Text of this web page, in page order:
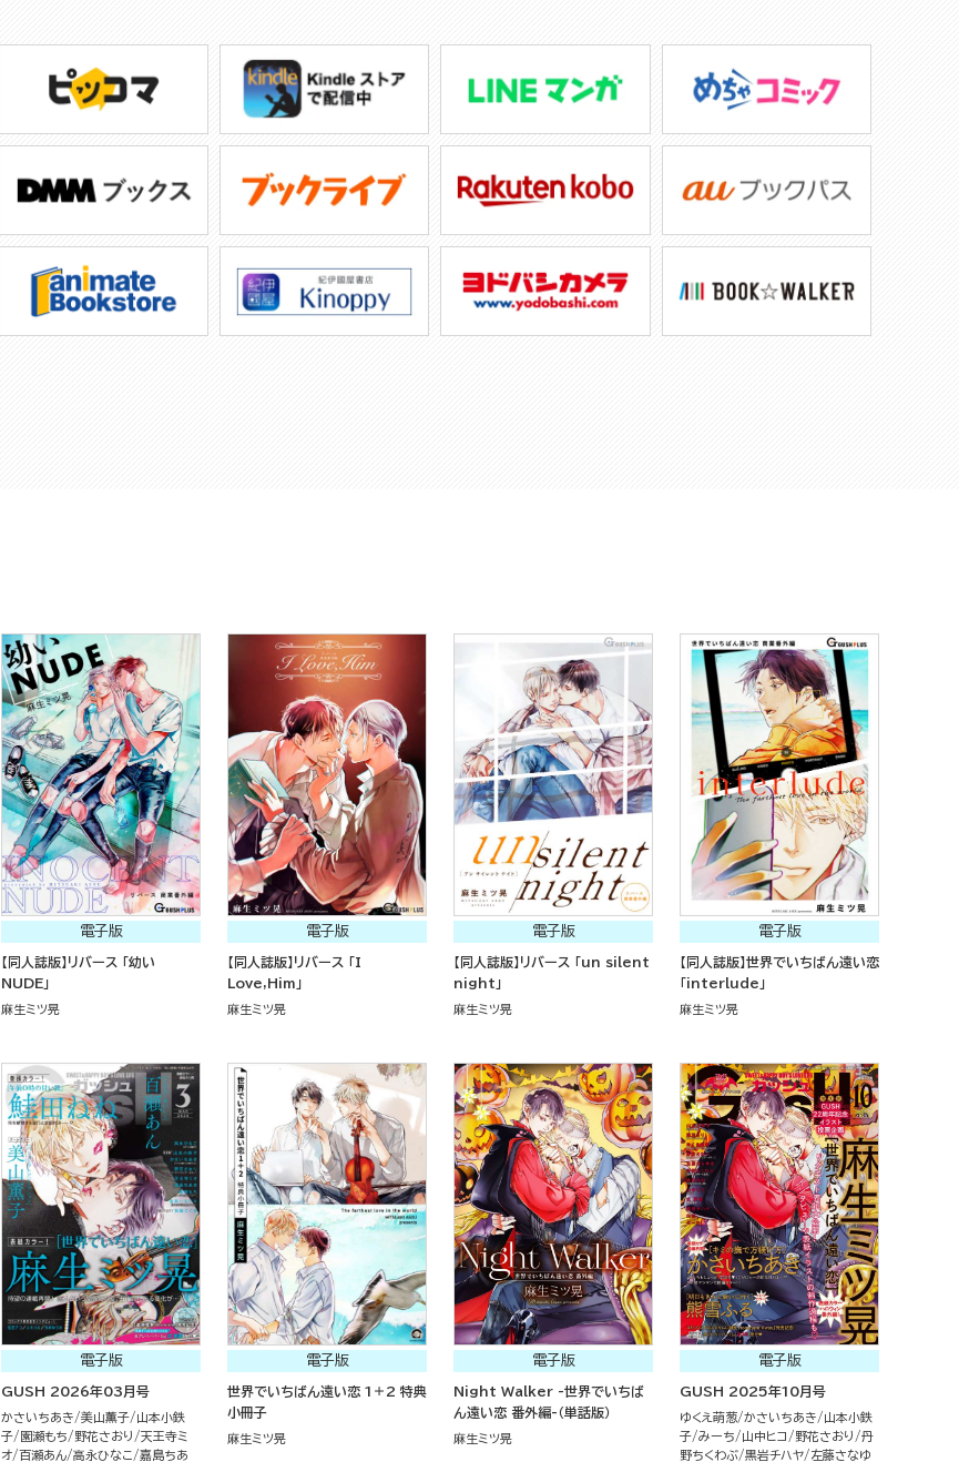
電子版
【同人誌版】リバース 「幼い
NUDE」
麻生ミツ晃
電子版
【同人誌版】リバース 「I
Love,Him」
麻生ミツ晃
電子版
【同人誌版】リバース 「un silent
night」
麻生ミツ晃
電子版
【同人誌版】世界でいちばん遠い恋
「interlude」
麻生ミツ晃
電子版
GUSH 2026年03月号
かさいちあき 美山薫子
山本小鉄
子
園瀬もち 野花さおり
天王寺ミ
オ 百瀬あん 高永ひなこ
嘉島ちあ
電子版
世界でいちばん遠い恋 1＋2 特典
小冊子
麻生ミツ晃
電子版
Night Walker -世界でいちば
ん遠い恋 番外編-（単話版）
麻生ミツ晃
電子版
GUSH 2025年10月号
ゆくえ萌葱 かさいちあき
山本小鉄
子 みーち 山中ヒコ 野花さおり
丹
野ちくわぶ 黒岩チハヤ
左藤さなゆ